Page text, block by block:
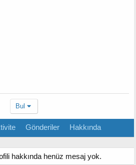
Bul
Gönderiler Hakkında
hakkında henüz mesaj yok.